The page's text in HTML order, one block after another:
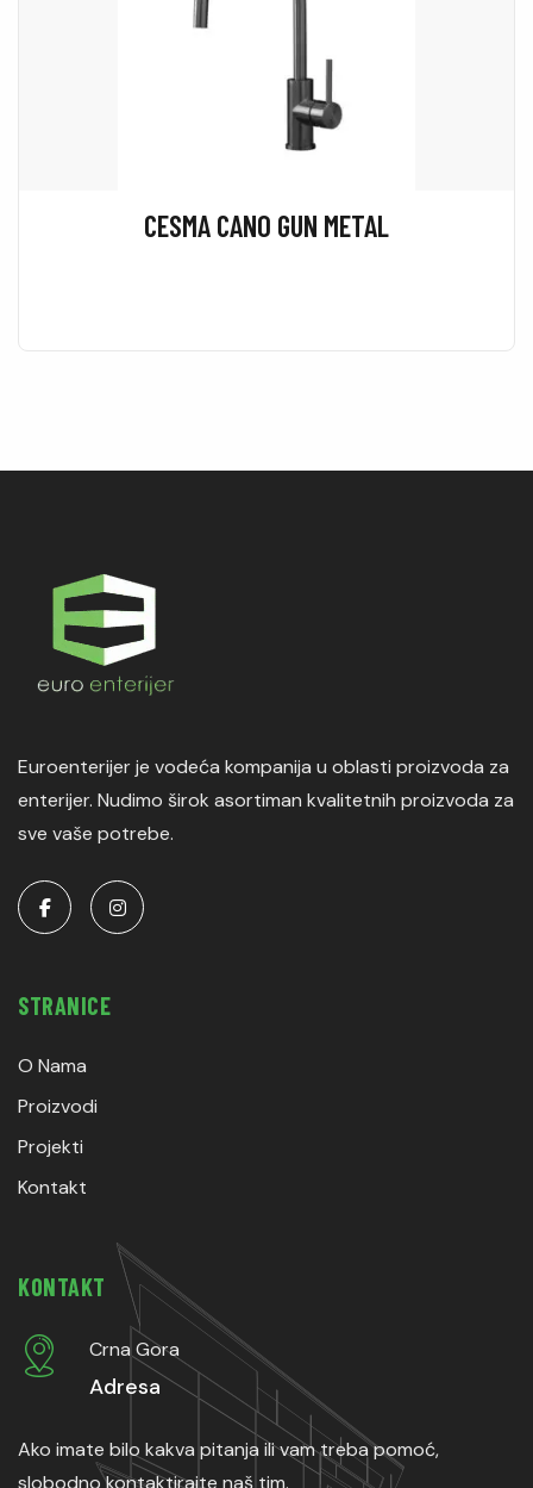
CESMA CANO GUN METAL
Euroenterijer je vodeća kompanija u oblasti proizvoda za
enterijer. Nudimo širok asortiman kvalitetnih proizvoda za
sve vaše potrebe.
STRANICE
O Nama
Proizvodi
Projekti
Kontakt
KONTAKT
Crna Gora
Adresa
Ako imate bilo kakva pitanja ili vam treba pomoć,
slobodno kontaktirajte naš tim.